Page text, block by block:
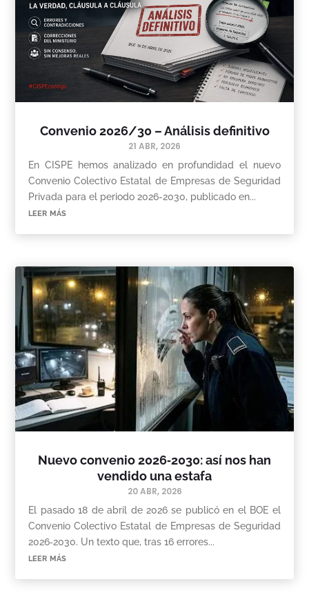
Convenio 2026/30 – Análisis definitivo
21 ABR, 2026
En CISPE hemos analizado en profundidad el nuevo
Convenio Colectivo Estatal de Empresas de Seguridad
Privada para el periodo 2026-2030, publicado en...
leer más
Nuevo convenio 2026‑2030: así nos han
vendido una estafa
20 ABR, 2026
El pasado 18 de abril de 2026 se publicó en el BOE el
Convenio Colectivo Estatal de Empresas de Seguridad
2026‑2030. Un texto que, tras 16 errores...
leer más